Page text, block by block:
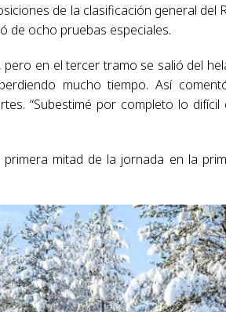
de la clasificación general del
de ocho pruebas especiales.
pero en el tercer tramo se salió del
mucho tiempo. Así
“Subestimé por completo lo difícil
mitad de la jornada en la